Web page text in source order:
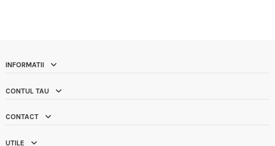
INFORMATII
CONTUL TAU
CONTACT
UTILE